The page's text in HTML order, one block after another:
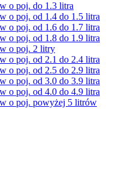
o poj. do 1.3 litra
o poj. od 1.4 do 1.5 litra
o poj. od 1.6 do 1.7 litra
o poj. od 1.8 do 1.9 litra
o poj. 2 litry
o poj. od 2.1 do 2.4 litra
o poj. od 2.5 do 2.9 litra
o poj. od 3.0 do 3.9 litra
o poj. od 4.0 do 4.9 litra
o poj. powyżej 5 litrów